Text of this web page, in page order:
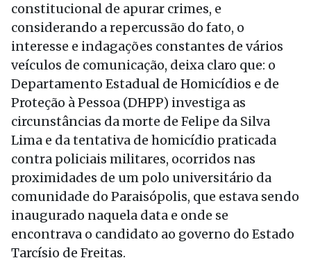
constitucional de apurar crimes, e
considerando a repercussão do fato, o
interesse e indagações constantes de vários
veículos de comunicação, deixa claro que: o
Departamento Estadual de Homicídios e de
Proteção à Pessoa (DHPP) investiga as
circunstâncias da morte de Felipe da Silva
Lima e da tentativa de homicídio praticada
contra policiais militares, ocorridos nas
proximidades de um polo universitário da
comunidade do Paraisópolis, que estava sendo
inaugurado naquela data e onde se
encontrava o candidato ao governo do Estado
Tarcísio de Freitas.